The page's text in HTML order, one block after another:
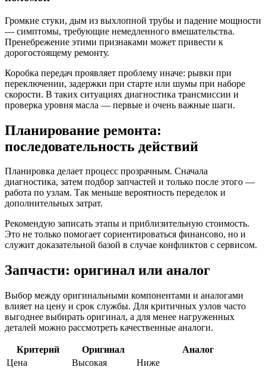
Громкие стуки, дым из выхлопной трубы и падение мощности
— симптомы, требующие немедленного вмешательства.
Пренебрежение этими признаками может привести к
дорогостоящему ремонту.
Коробка передач проявляет проблему иначе: рывки при
переключении, задержки при старте или шумы при наборе
скорости. В таких ситуациях диагностика трансмиссии и
проверка уровня масла — первые и очень важные шаги.
Планирование ремонта:
последовательность действий
Планировка делает процесс прозрачным. Сначала
диагностика, затем подбор запчастей и только после этого —
работа по узлам. Так меньше вероятность переделок и
дополнительных затрат.
Рекомендую записать этапы и приблизительную стоимость.
Это не только помогает сориентироваться финансово, но и
служит доказательной базой в случае конфликтов с сервисом.
Запчасти: оригинал или аналог
Выбор между оригинальными компонентами и аналогами
влияет на цену и срок службы. Для критичных узлов часто
выгоднее выбирать оригинал, а для менее нагруженных
деталей можно рассмотреть качественные аналоги.
Критерий Оригинал
Аналог
Цена
Высокая
Ниже